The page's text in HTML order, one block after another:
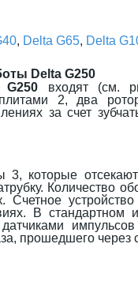
, Delta G65, Delta
Delta G250
G250
входят (см.
2, два
за счет
3, которые
Количество
Счетное
В стандартном
прошедшего через